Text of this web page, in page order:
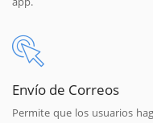
Envío de Correos
Permite que los usuarios